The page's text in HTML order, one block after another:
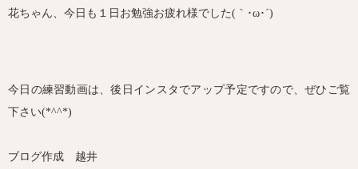
花ちゃん、今日も１日お勉強お疲れ様でした(｀･ω･´)ゞ
今日の練習動画は、後日インスタでアップ予定ですので、ぜひご覧
下さい(*^^*)
ブログ作成 越井